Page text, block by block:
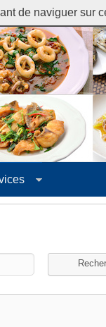
de naviguer sur